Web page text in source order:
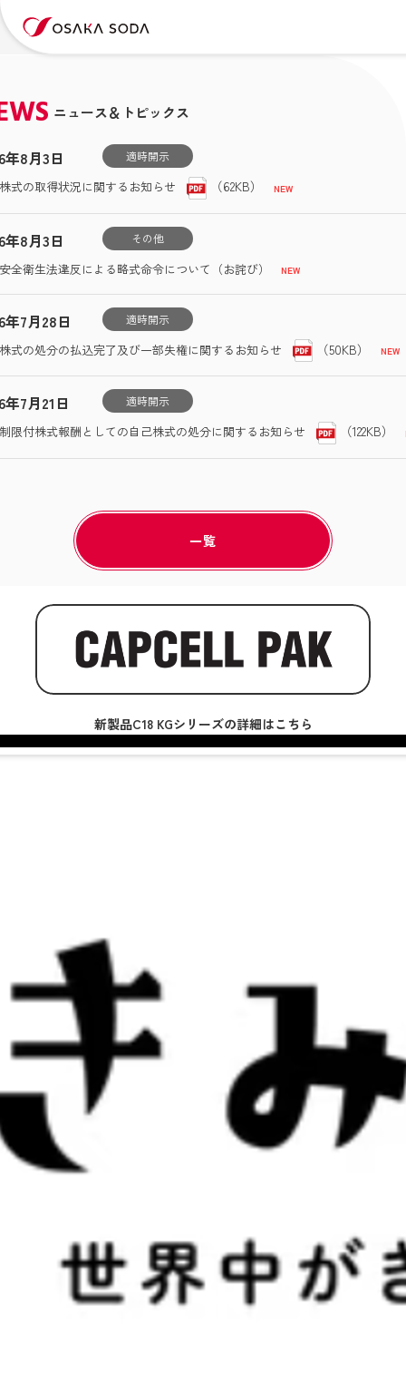
ニュース＆トピックス
年8月3日 適時開示
式の取得状況に関するお知らせ （62KB）
年8月3日 その他
全衛生法違反による略式命令について（お詫び）
年7月28日 適時開示
式の処分の払込完了及び一部失権に関するお知らせ （50KB）
年7月21日 適時開示
限付株式報酬としての自己株式の処分に関するお知らせ （122KB）
一覧
新製品C18 KGシリーズの詳細はこちら